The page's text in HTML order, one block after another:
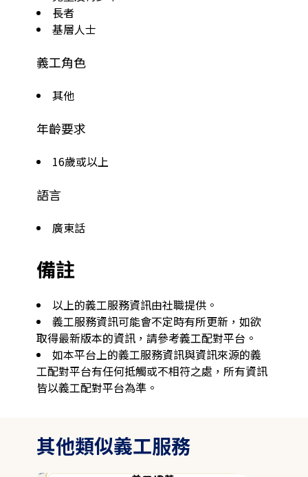
長者
基層人士
義工角色
其他
年齡要求
16歲或以上
語言
廣東話
備註
以上的義工服務資訊由社職提供。
義工服務資訊可能會不定時有所更新，如欲
取得最新版本的資訊，請參考義工配對平台。
如本平台上的義工服務資訊與資訊來源的義
工配對平台有任何抵觸或不相符之處，所有資訊
皆以義工配對平台為準。
其他類似義工服務